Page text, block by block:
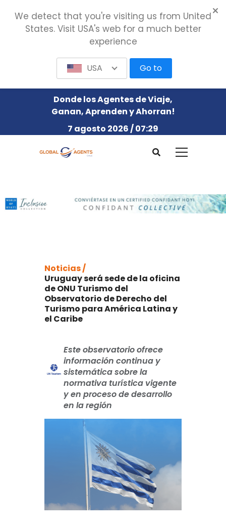
Donde los Agentes de Viaje,
Ganan, Aprenden y Ahorran!
7 agosto 2026 / 07:29
Noticias /
Uruguay será sede de la oficina
de ONU Turismo del
Observatorio de Derecho del
Turismo para América Latina y
el Caribe
Este observatorio ofrece
información continua y
sistemática sobre la
normativa turística vigente
y en proceso de desarrollo
en la región
We detect that you're visiting us from United
States. Visit USA's web for a much better
experience
USA Go to